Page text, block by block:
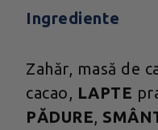
Ingrediente
Zahăr, masă de
cacao, LAPTE
PĂDURE,